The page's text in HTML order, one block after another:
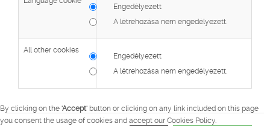
By clicking on the 'Accept' button or clicking on any link included on this page
you consent the usage of cookies and accept our Cookies Policy.
Engedélyezett
A létrehozása nem engedélyezett.
All other cookies
Engedélyezett
A létrehozása nem engedélyezett.